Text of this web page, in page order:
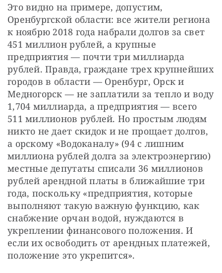
Это видно на примере, допустим,
Оренбургской области: все жители региона
к ноябрю 2018 года набрали долгов за свет
451 миллион рублей, а крупные
предприятия — почти три миллиарда
рублей. Правда, граждане трех крупнейших
городов в области — Оренбург, Орск и
Медногорск — не заплатили за тепло и воду
1,704 миллиарда, а предприятия — всего
511 миллионов рублей. Но простым людям
никто не дает скидок и не прощает долгов,
а орскому «Водоканалу» (94 с лишним
миллиона рублей долга за электроэнергию)
местные депутаты списали 36 миллионов
рублей арендной платы в ближайшие три
года, поскольку «предприятия, которые
выполняют такую важную функцию, как
снабжение орчан водой, нуждаются в
укреплении финансового положения. И
если их освободить от арендных платежей,
положение это укрепится».